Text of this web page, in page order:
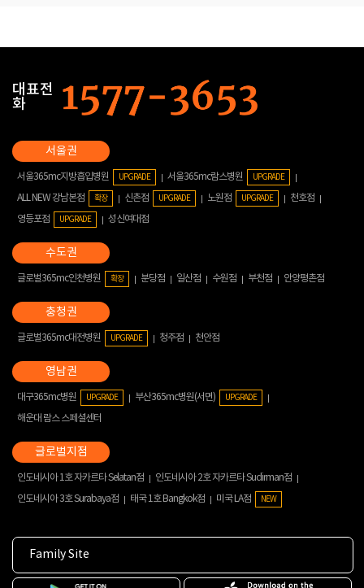
대표전
화
서울365mc지방흡입병원 UPGRADE 서울365mc람스병원 UPGRADE
ALL NEW 강남본점 확장 신촌점 UPGRADE 노원점 UPGRADE
천호점
영등포점
UPGRADE 성신여대점
글로벌365mc인천병원 확장 분당점 일산점 수원점 부천점 안양평촌점
글로벌365mc대전병원 UPGRADE 청주점 천안점
대구365mc병원 UPGRADE 부산365mc병원(서면) UPGRADE
해운대 람스 스페셜센터
인도네시아 1호 자카르타 Selatan점
인도네시아 2호 자카르타 Sudirman점
인도네시아 3호 Surabaya점
태국 1호 Bangkok점 미국 LA점 NEW
Family Site